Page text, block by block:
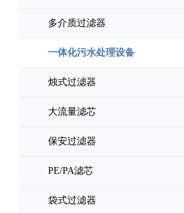
多介质过滤器
一体化污水处理设备
烛式过滤器
大流量滤芯
保安过滤器
PE/PA滤芯
袋式过滤器